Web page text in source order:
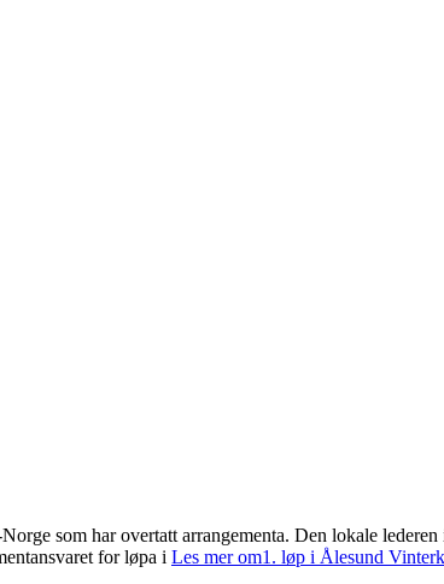
som har overtatt arrangementa. Den lokale
for løpa i Les mer om1. løp i Ålesund